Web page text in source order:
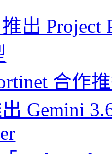
出 Project
合作
Gemini